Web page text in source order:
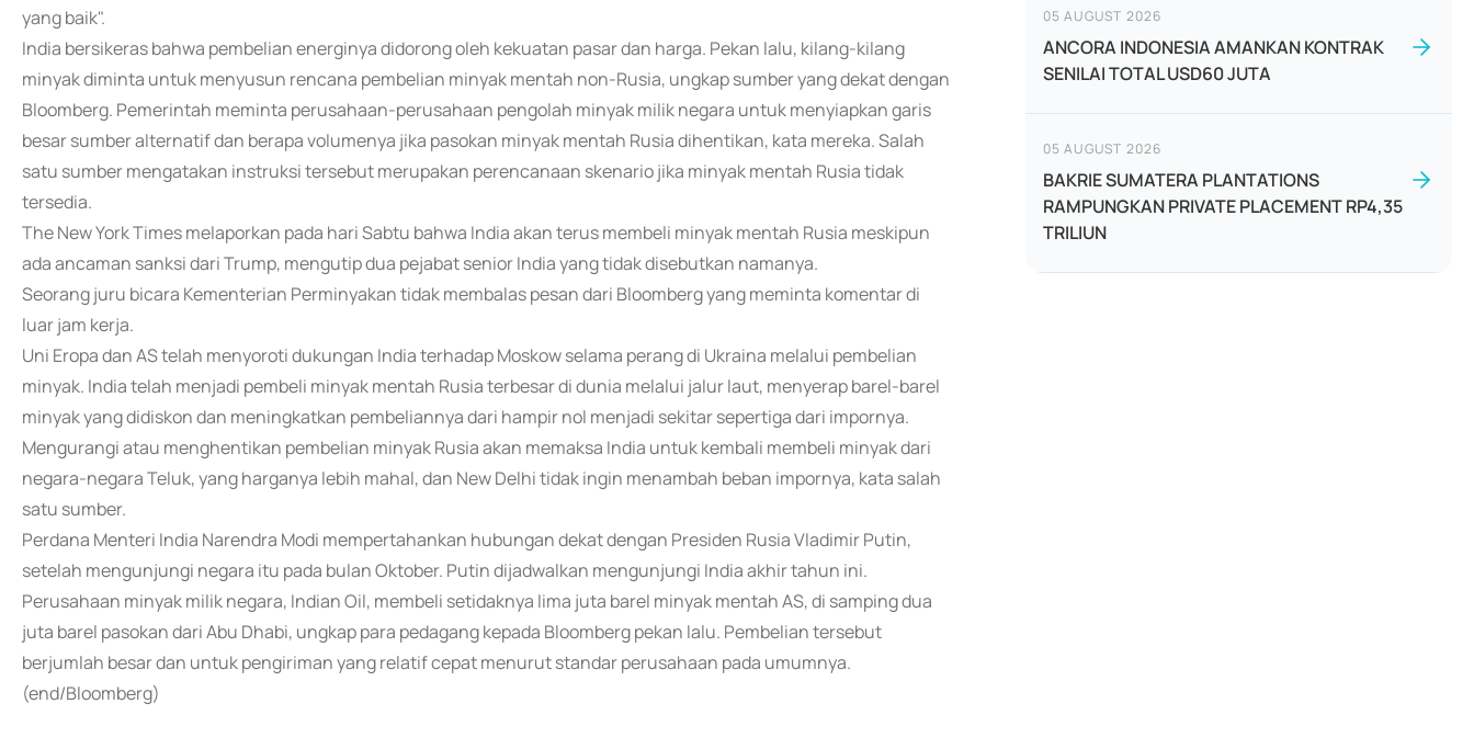
yang baik".
India bersikeras bahwa pembelian energinya didorong oleh kekuatan pasar dan harga. Pekan lalu, kilang-kilang
minyak diminta untuk menyusun rencana pembelian minyak mentah non-Rusia, ungkap sumber yang dekat dengan
Bloomberg. Pemerintah meminta perusahaan-perusahaan pengolah minyak milik negara untuk menyiapkan garis
besar sumber alternatif dan berapa volumenya jika pasokan minyak mentah Rusia dihentikan, kata mereka. Salah
satu sumber mengatakan instruksi tersebut merupakan perencanaan skenario jika minyak mentah Rusia tidak
tersedia.
The New York Times melaporkan pada hari Sabtu bahwa India akan terus membeli minyak mentah Rusia meskipun
ada ancaman sanksi dari Trump, mengutip dua pejabat senior India yang tidak disebutkan namanya.
Seorang juru bicara Kementerian Perminyakan tidak membalas pesan dari Bloomberg yang meminta komentar di
luar jam kerja.
Uni Eropa dan AS telah menyoroti dukungan India terhadap Moskow selama perang di Ukraina melalui pembelian
minyak. India telah menjadi pembeli minyak mentah Rusia terbesar di dunia melalui jalur laut, menyerap barel-barel
minyak yang didiskon dan meningkatkan pembeliannya dari hampir nol menjadi sekitar sepertiga dari impornya.
Mengurangi atau menghentikan pembelian minyak Rusia akan memaksa India untuk kembali membeli minyak dari
negara-negara Teluk, yang harganya lebih mahal, dan New Delhi tidak ingin menambah beban impornya, kata salah
satu sumber.
Perdana Menteri India Narendra Modi mempertahankan hubungan dekat dengan Presiden Rusia Vladimir Putin,
setelah mengunjungi negara itu pada bulan Oktober. Putin dijadwalkan mengunjungi India akhir tahun ini.
Perusahaan minyak milik negara, Indian Oil, membeli setidaknya lima juta barel minyak mentah AS, di samping dua
juta barel pasokan dari Abu Dhabi, ungkap para pedagang kepada Bloomberg pekan lalu. Pembelian tersebut
berjumlah besar dan untuk pengiriman yang relatif cepat menurut standar perusahaan pada umumnya.
(end/Bloomberg)
05 AUGUST 2026
ANCORA INDONESIA AMANKAN KONTRAK
SENILAI TOTAL USD60 JUTA
05 AUGUST 2026
BAKRIE SUMATERA PLANTATIONS
RAMPUNGKAN PRIVATE PLACEMENT RP4,35
TRILIUN